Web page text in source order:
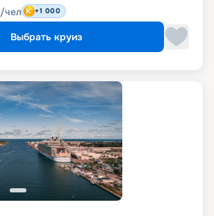
/чел +1 000
Выбрать круиз